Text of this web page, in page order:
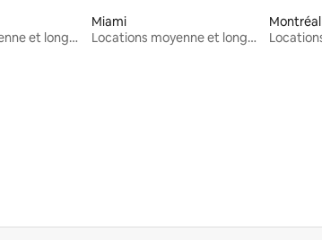
Locations moyenne et longue durée
Miami
Locations moyenne et longue durée
Montréal